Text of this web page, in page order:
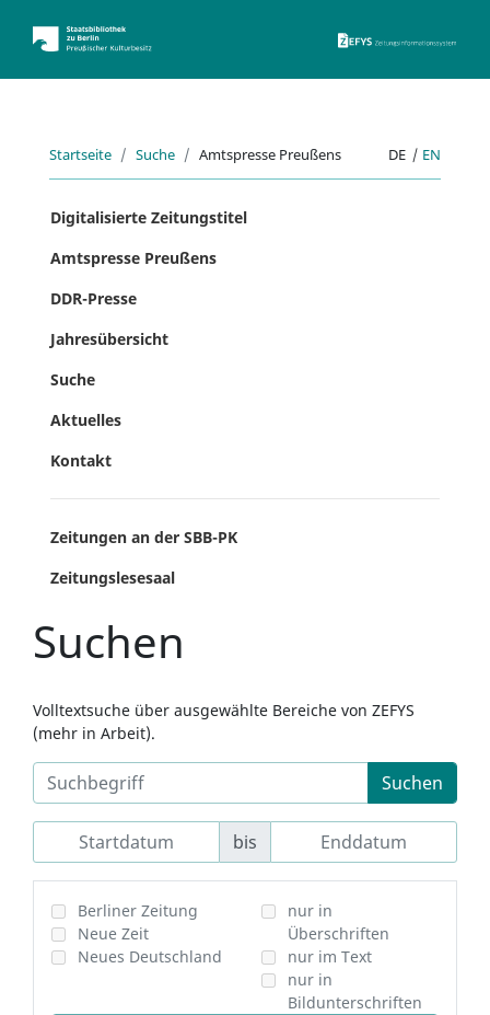
Startseite Suche Amtspresse Preußens DE | EN
Digitalisierte Zeitungstitel
Amtspresse Preußens
DDR-Presse
Jahresübersicht
Suche
Aktuelles
Kontakt
Zeitungen an der SBB-PK
Zeitungslesesaal
Suchen
Volltextsuche über ausgewählte Bereiche von ZEFYS
(mehr in Arbeit).
Suchen
bis
Berliner Zeitung
Neue Zeit
Neues Deutschland
nur in
Überschriften
nur im Text
nur in
Bildunterschriften